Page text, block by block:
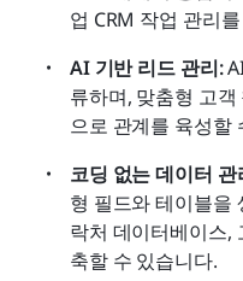
업 CRM 작업 관리
AI 기반 리드 관리:
류하며, 맞춤형 고
으로 관계를 육성할
코딩 없는 데이터 관
형 필드와 테이블을
락처 데이터베이스,
축할 수 있습니다.